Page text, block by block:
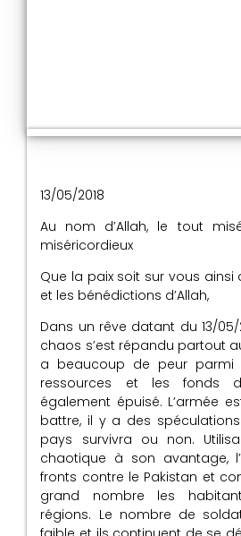
13/05/2018
Au nom d’Allah, le tout
miséricordieux
Que la paix soit sur vous
et les bénédictions d’Allah,
Dans un rêve datant du 13/05/
chaos s’est répandu partout
a beaucoup de peur parmi
ressources et les fonds
également épuisé. L’armée
battre, il y a des
pays survivra ou non.
chaotique à son avantage,
fronts contre le Pakistan et
grand nombre les
régions. Le nombre de